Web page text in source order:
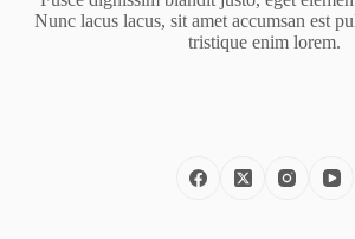
Nunc lacus lacus, sit amet accumsan est
tristique enim lorem.